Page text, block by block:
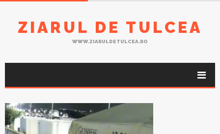
ZIARUL DE TULCEA
WWW.ZIARULDETULCEA.RO